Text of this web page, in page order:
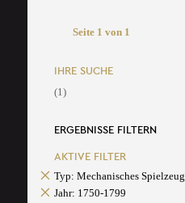
Seite 1 von 1
IHRE SUCHE
(1)
ERGEBNISSE FILTERN
AKTIVE FILTER
Typ: Mechanisches Spielzeug
Jahr: 1750-1799